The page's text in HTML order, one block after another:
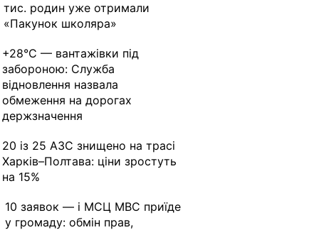
тис. родин уже отримали
«Пакунок школяра»
+28°C — вантажівки під
забороною: Служба
відновлення назвала
обмеження на дорогах
держзначення
20 із 25 АЗС знищено на трасі
Харків–Полтава: ціни зростуть
на 15%
10 заявок — і МСЦ МВС приїде
у громаду: обмін прав,